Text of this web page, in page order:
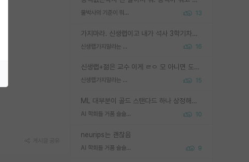
물박사의 기준이 뭐임? 13
가지마라. 신생랩이고 내가 석사 3학기차인데 최고참인데 나도 아무것도 모르는데 교수가 후배들 왜 논문 교육 안시키냐. 논문 왜 안 써오냐 닦달한다
신생랩가지말라는 이유가 있었구나 16
신생랩+젊은 교수 이게 ㄹㅇ 모 아니면 도인듯.
신생랩가지말라는 이유가 있었구나 15
ML 대부분이 골드 스탠다드 하나 상정해놓고 (벤치마크 데이터셋이 여러 개면 여러 개 상정) 그거 얼마나 잘 맞추나 싸움임 가끔 번뜩이는 설계 철학을 보여주는 논문들도 있지만 대부분 그거 성적 얼마나 더 올리느라에 혈안이 되어 있는 측면이 잇음
AI 학회들 거품 슬슬 지적이 나오네요 10
neurips는 괜찮음
AI 학회들 거품 슬슬 지적이 나오네요 9